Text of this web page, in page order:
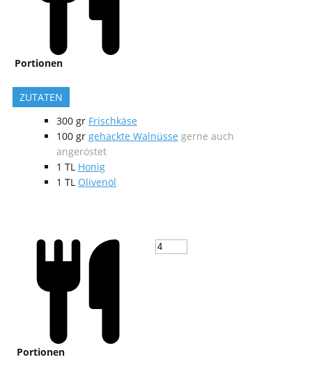
Portionen
ZUTATEN
300 gr Frischkäse
100 gr gehackte Walnüsse gerne auch
angeröstet
1 TL Honig
1 TL Olivenöl
Portionen